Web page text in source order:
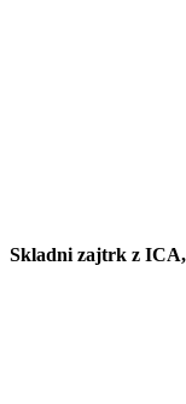
Skladni zajtrk z